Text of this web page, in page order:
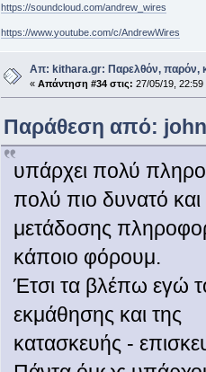
https://soundcloud.com/andrew_wires
https://www.youtube.com/c/AndrewWires
Απ: kithara.gr: Παρελθόν, παρόν,
« Απάντηση #34 στις: 27/05/19, 22:59
Παράθεση από:
υπάρχει πολύ
πολύ πιο δυνατό και
μετάδοσης
κάποιο φόρουμ.
Έτσι τα βλέπω εγώ
εκμάθησης και της
κατασκευής -